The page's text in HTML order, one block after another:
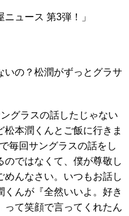
ュース 第3弾！」
いの？松潤がずっとグラサ
グラスの話したじゃない
本潤くんとご飯に行きま
毎回サングラスの話をし
ではなくて、僕が尊敬し
んなさい。いつもお話し
んが『全然いいよ。好き
って笑顔で言ってくれたん